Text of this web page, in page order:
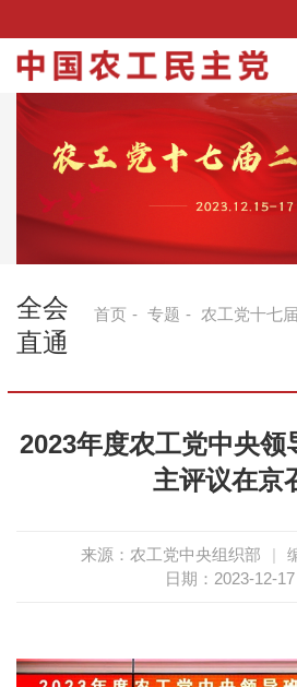
全会
直通
首页 - 专题 - 农工党十七
2023年度农工党中央领
主评议在京
来源：农工党中央组织部 |
日期：2023-12-17